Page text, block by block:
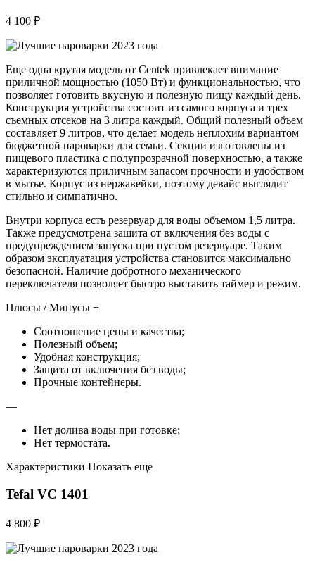
4 100 ₽
Еще одна крутая модель от Сentek привлекает внимание
приличной мощностью (1050 Вт) и функциональностью, что
позволяет готовить вкусную и полезную пищу каждый день.
Конструкция устройства состоит из самого корпуса и трех
съемных отсеков на 3 литра каждый. Общий полезный объем
составляет 9 литров, что делает модель неплохим вариантом
бюджетной пароварки для семьи. Секции изготовлены из
пищевого пластика с полупрозрачной поверхностью, а также
характеризуются приличным запасом прочности и удобством
в мытье. Корпус из нержавейки, поэтому девайс выглядит
стильно и симпатично.
Внутри корпуса есть резервуар для воды объемом 1,5 литра.
Также предусмотрена защита от включения без воды с
предупреждением запуска при пустом резервуаре. Таким
образом эксплуатация устройства становится максимально
безопасной. Наличие добротного механического
переключателя позволяет быстро выставить таймер и режим.
Плюсы / Минусы +
Соотношение цены и качества;
Полезный объем;
Удобная конструкция;
Защита от включения без воды;
Прочные контейнеры.
—
Нет долива воды при готовке;
Нет термостата.
Характеристики Показать еще
Tefal VC 1401
4 800 ₽